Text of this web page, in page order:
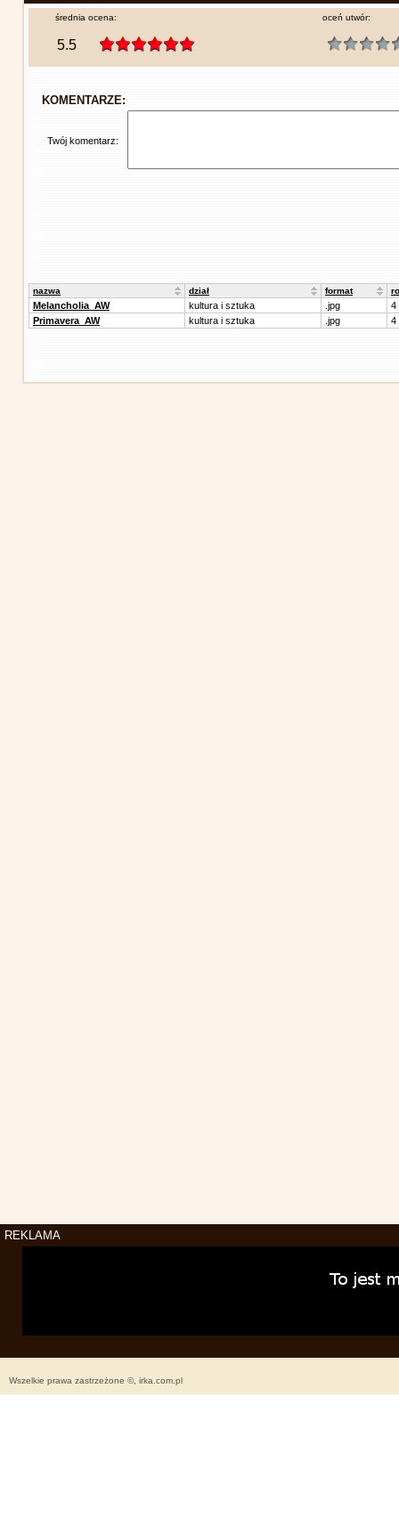
średnia ocena:
5.5
oceń utwór:
KOMENTARZE:
Twój komentarz:
nazwa dział format
Melancholia_AW kultura i sztuka .jpg
4
Primavera_AW
kultura i sztuka .jpg 4
REKLAMA
Wszelkie prawa zastrzeżone ©, irka.com.pl